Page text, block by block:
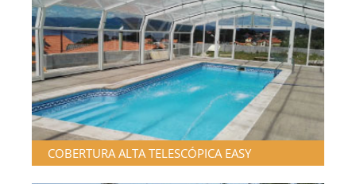
COBERTURA ALTA TELESCÓPICA EASY